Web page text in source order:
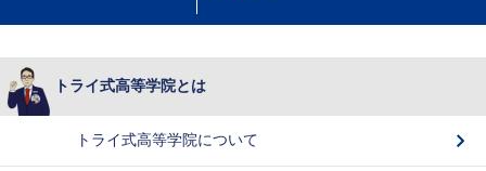
トライ式高等学院とは
トライ式高等学院について